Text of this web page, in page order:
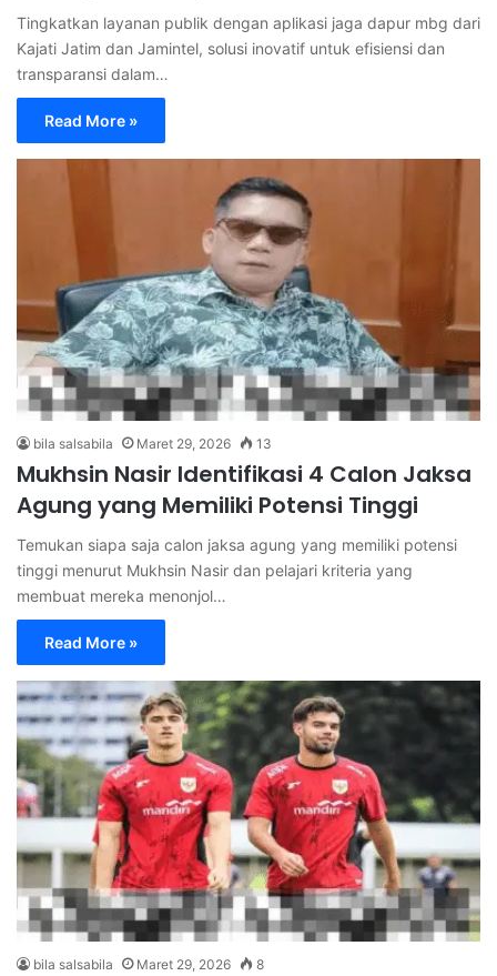
Tingkatkan layanan publik dengan aplikasi jaga dapur mbg dari
Kajati Jatim dan Jamintel, solusi inovatif untuk efisiensi dan
transparansi dalam…
Read More »
bila salsabila Maret 29, 2026 13
Mukhsin Nasir Identifikasi 4 Calon Jaksa
Agung yang Memiliki Potensi Tinggi
Temukan siapa saja calon jaksa agung yang memiliki potensi
tinggi menurut Mukhsin Nasir dan pelajari kriteria yang
membuat mereka menonjol…
Read More »
bila salsabila Maret 29, 2026 8